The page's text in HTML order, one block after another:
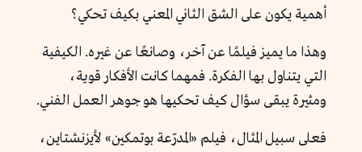
أهمية يكون على الشق الثاني المعني بكيف تحكي؟
وهذا ما يميز فيلمًا عن آخر، وصانعًا عن غيره. الكيفية
التي يتناول بها الفكرة. فمهما كانت الأفكار قوية،
ومثيرة يبقى سؤال كيف تحكيها هو جوهر العمل الفني.
فعلى سبيل المثال، فيلم «المدرّعة بوتمكين» لأيزنشتاين،